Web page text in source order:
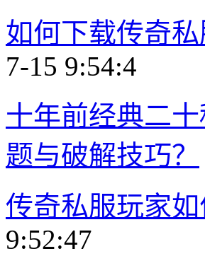
如何下载传奇
7-15 9:54:4
十年前经典二
题与破解技巧？
传奇私服玩家
9:52:47